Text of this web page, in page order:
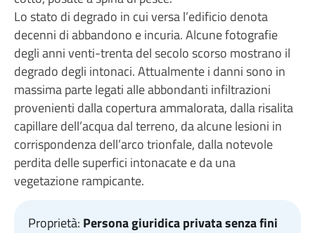
Lo stato di degrado in cui versa l’edificio denota
decenni di abbandono e incuria. Alcune fotografie
degli anni venti-trenta del secolo scorso mostrano il
degrado degli intonaci. Attualmente i danni sono in
massima parte legati alle abbondanti infiltrazioni
provenienti dalla copertura ammalorata, dalla risalita
capillare dell’acqua dal terreno, da alcune lesioni in
corrispondenza dell’arco trionfale, dalla notevole
perdita delle superfici intonacate e da una
vegetazione rampicante.
Proprietà: Persona giuridica privata senza fini